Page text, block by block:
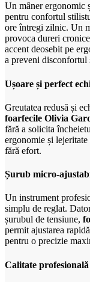
Un mâner ergonomic
pentru confortul
ore întregi zilnic. Un
provoca dureri
accent deosebit pe
a preveni disconfortul
Ușoare și perfect
Greutatea redusă și
foarfecile Olivia
fără a solicita
ergonomie și
fără efort.
Șurub micro-
Un instrument
simplu de reglat.
șurubul de tensiune,
permit ajustarea
pentru o precizie
Calitate